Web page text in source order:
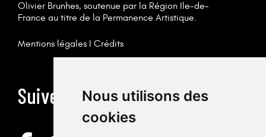
Nous utilisons des
cookies
Olivier Brunhes, soutenue par la Région Ile-de-
France au titre de la Permanence Artistique.
Mentions légales I Crédits
Suivez-nous